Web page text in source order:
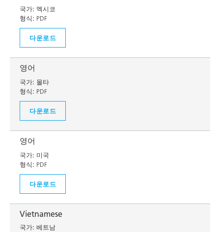
국가: 멕시코
형식: PDF
다운로드
영어
국가: 몰타
형식: PDF
다운로드
영어
국가: 미국
형식: PDF
다운로드
Vietnamese
국가: 베트남